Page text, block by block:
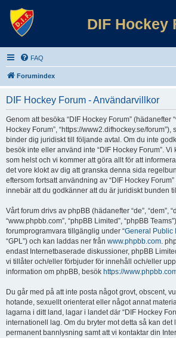
DIF Hockey
FAQ
Forumindex
DIF Hockey Forum - Användarvillkor
Genom att besöka “DIF Hockey Forum” (hädanefter
Hockey Forum”, “https://www2.difhockey.se/
binder dig juridiskt till följande avtal. Om du inte
besök inte eller använd inte “DIF Hockey Forum”.
som helst och vi kommer att göra allt för att
det vore klokt av dig att granska denna sida
eftersom fortsatt användning av “DIF Hockey
innebär att du godkänner att du är juridiskt bunden
Vårt forum drivs av phpBB (hädanefter “de”, “dem”,
“www.phpbb.com”, “phpBB Limited”, “phpBB
forumprogramvara tillgänglig under “General Public
“GPL”) och kan laddas ner från www.phpbb.com.
endast Internetbaserade diskussioner, phpBB
vi tillåter och/eller förbjuder för innehåll och/eller
information om phpBB, besök https://
Du går med på att inte posta något grovt, obscent,
hotande, sexuellt orienterat eller något annat
lagarna i ditt land, lagar i landet där “DIF Hockey
internationell lag. Om du bryter mot detta så kan det
permanent bannlysning samt att vi kontaktar din